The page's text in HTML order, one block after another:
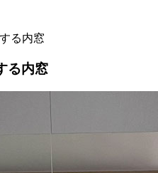
る内窓
る内窓